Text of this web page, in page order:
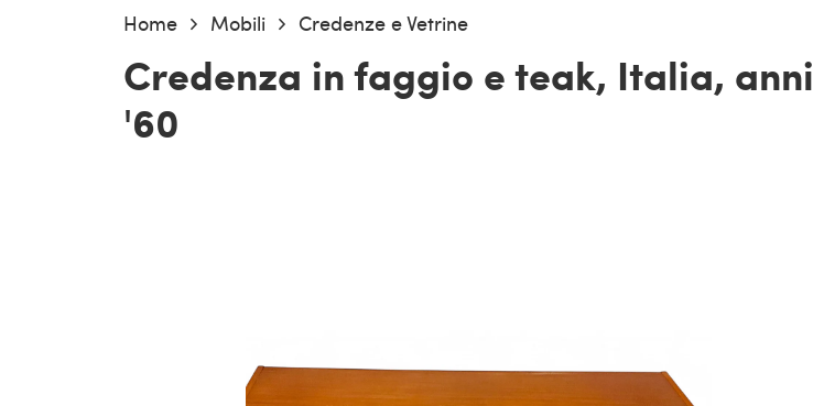
Home Mobili Credenze e Vetrine
Credenza in faggio e teak, Italia, anni
'60